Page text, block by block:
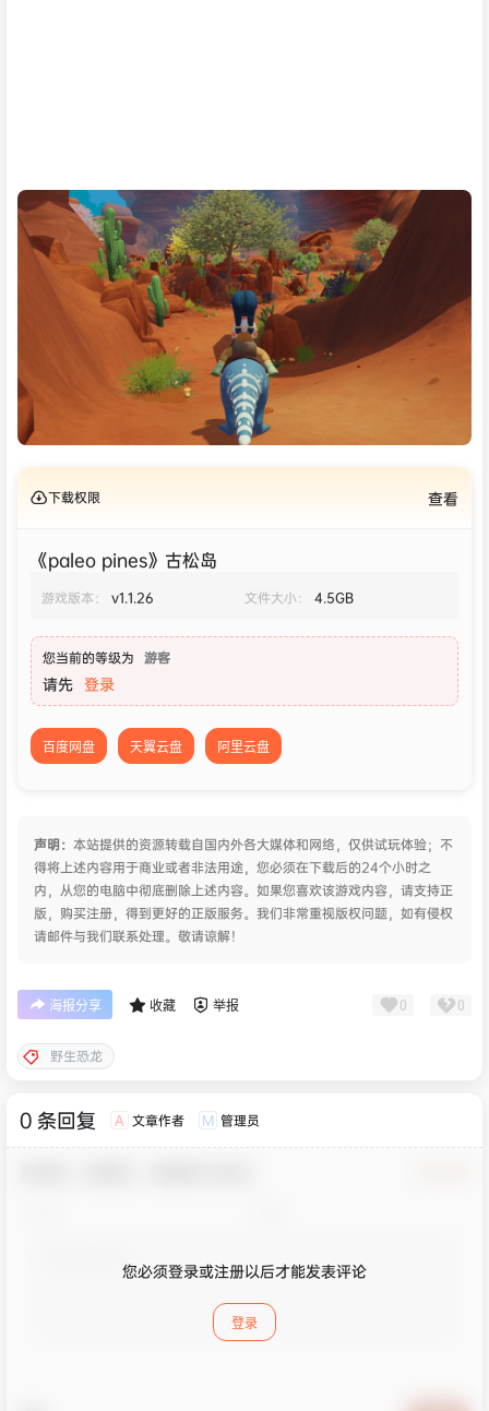
下载权限 查看
《paleo pines》古松岛
游戏版本： v1.1.26 文件大小： 4.5GB
您当前的等级为 游客
请先 登录
百度网盘 天翼云盘 阿里云盘
声明： 本站提供的资源转载自国内外各大媒体和网络，仅供试玩体验；不
得将上述内容用于商业或者非法用途，您必须在下载后的24个小时之
内，从您的电脑中彻底删除上述内容。如果您喜欢该游戏内容，请支持正
版，购买注册，得到更好的正版服务。我们非常重视版权问题，如有侵权
请邮件与我们联系处理。敬请谅解！
海报分享 收藏 举报 0 0
野生恐龙
0 条回复 A 文章作者 M 管理员
您必须登录或注册以后才能发表评论
登录